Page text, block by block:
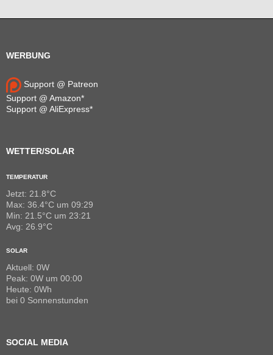
WERBUNG
Support @ Patreon
Support @ Amazon*
Support @ AliExpress*
WETTER/SOLAR
TEMPERATUR
Jetzt: 21.8°C
Max: 36.4°C um 09:29
Min: 21.5°C um 23:21
Avg: 26.9°C
SOLAR
Aktuell: 0W
Peak: 0W um 00:00
Heute: 0Wh
bei 0 Sonnenstunden
SOCIAL MEDIA